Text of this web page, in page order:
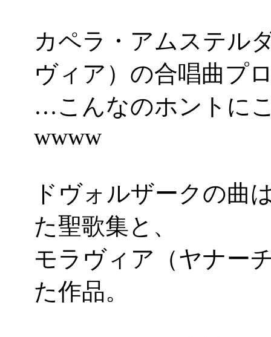
カペラ・アムステル
ヴィア）の合唱曲プ
…こんなのホントに
wwww
ドヴォルザークの曲
た聖歌集と、
モラヴィア（ヤナー
た作品。